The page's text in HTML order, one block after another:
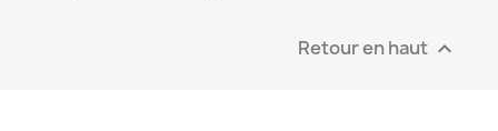
Retour en haut 